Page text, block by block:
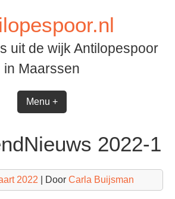
uit de wijk Antilopespoor
in Maarssen
Menu +
2022-1
2022 | Door Carla Buijsman